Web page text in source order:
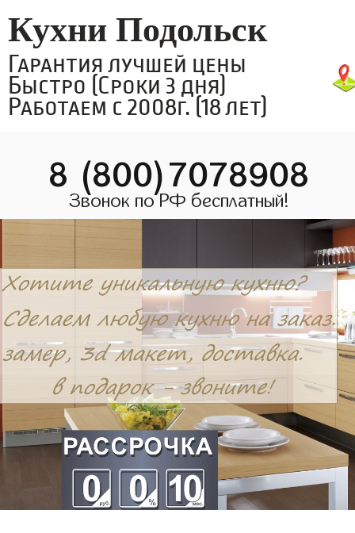
Кухни Подольск
Гарантия лучшей цены
Быстро (Сроки 3 дня)
Работаем с 2008г. (18 лет)
8 (800)7078908
Звонок по РФ бесплатный!